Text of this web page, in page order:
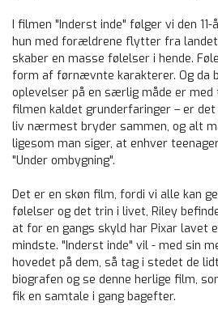
I filmen "Inderst inde" følger vi den
hun med forældrene flytter fra
skaber en masse følelser i hende.
form af førnævnte karakterer. Og da
oplevelser på en særlig måde er med
filmen kaldet grunderfaringer – er
liv nærmest bryder sammen, og alt
ligesom man siger, at enhver
"Under ombygning".
Det er en skøn film, fordi vi alle kan
følelser og det trin i livet, Riley
at for en gangs skyld har Pixar lavet
mindste. "Inderst inde" vil - med sin
hovedet på dem, så tag i stedet de
biografen og se denne herlige film,
fik en samtale i gang bagefter.